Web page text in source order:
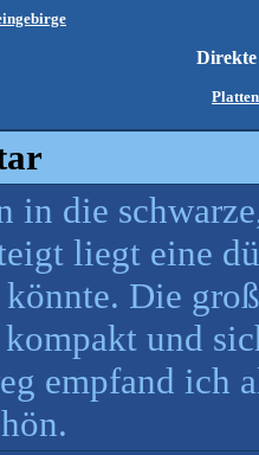
in die
liegt eine
Die
und
empfand ich